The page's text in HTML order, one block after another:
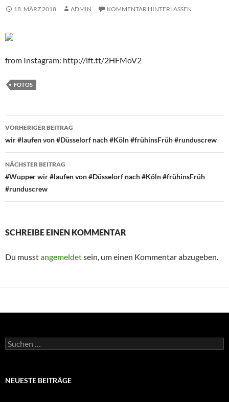
18. MÄRZ 2018 ADMIN KOMMENTAR HINTERLASSEN
from Instagram: http://ift.tt/2HFMoV2
FOTOS
Beitragsnavigation
VORHERIGER BEITRAG
‪wir #laufen von #Düsselorf nach #Köln #frühinsFrüh ‬#runduscrew
NÄCHSTER BEITRAG
#Wupper ‪wir #laufen von #Düsselorf nach #Köln #frühinsFrüh
‬#runduscrew
SCHREIBE EINEN KOMMENTAR
Du musstangemeldetsein, um einen Kommentar abzugeben.
Suchen
nach:
NEUESTE BEITRÄGE